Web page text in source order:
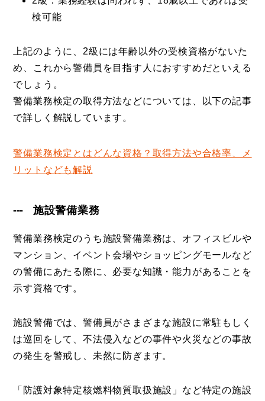
検可能
上記のように、2級には年齢以外の受検資格がないた
め、これから警備員を目指す人におすすめだといえる
でしょう。
警備業務検定の取得方法などについては、以下の記事
で詳しく解説しています。
警備業務検定とはどんな資格？取得方法や合格率、メ
リットなども解説
施設警備業務
警備業務検定のうち施設警備業務は、オフィスビルや
マンション、イベント会場やショッピングモールなど
の警備にあたる際に、必要な知識・能力があることを
示す資格です。
施設警備では、警備員がさまざまな施設に常駐もしく
は巡回をして、不法侵入などの事件や火災などの事故
の発生を警戒し、未然に防ぎます。
「防護対象特定核燃料物質取扱施設」など特定の施設